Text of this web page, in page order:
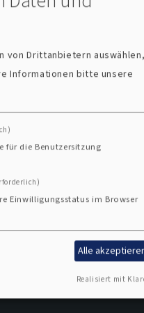
am 23. Juli
und
Der
"miteinander"
von Drittanbietern
Informationen bitte unsere
für die Benutzersitzung
Einwilligungsstatus im Browser
Alle
Realisiert mit